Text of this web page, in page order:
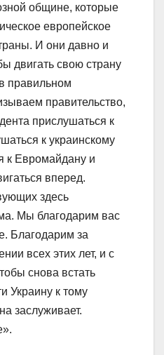
общине, которые
европейское
И они давно и
двигать свою страну
правильном
правительство,
прислушаться к
к украинскому
к Евромайдану и
вперед.
здесь
Мы благодарим вас
Благодарим за
всех этих лет, и с
снова встать
Украину к тому
заслуживает.